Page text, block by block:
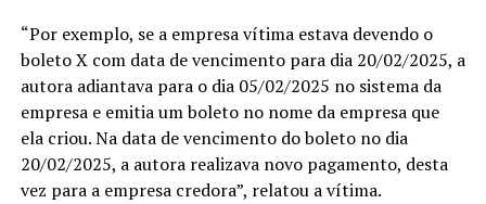
“Por exemplo, se a empresa vítima estava devendo o
boleto X com data de vencimento para dia 20/02/2025, a
autora adiantava para o dia 05/02/2025 no sistema da
empresa e emitia um boleto no nome da empresa que
ela criou. Na data de vencimento do boleto no dia
20/02/2025, a autora realizava novo pagamento, desta
vez para a empresa credora”, relatou a vítima.